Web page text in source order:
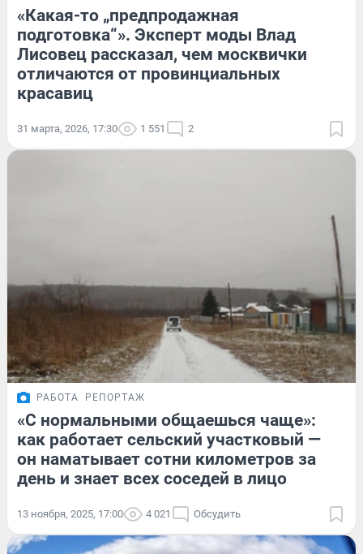
«Какая-то „предпродажная
подготовка“». Эксперт моды Влад
Лисовец рассказал, чем москвички
отличаются от провинциальных
красавиц
31 марта, 2026, 17:30 1 551 2
РАБОТА РЕПОРТАЖ
«С нормальными общаешься чаще»:
как работает сельский участковый —
он наматывает сотни километров за
день и знает всех соседей в лицо
13 ноября, 2025, 17:00 4 021 Обсудить